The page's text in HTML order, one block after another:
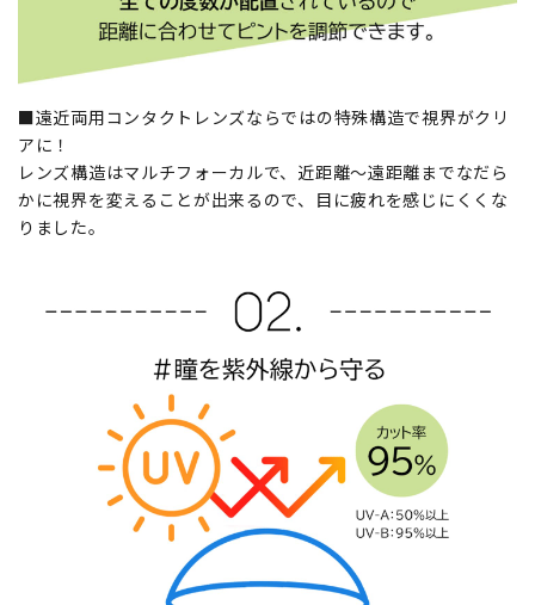
■遠近両用コンタクトレンズならではの特殊構造で視界がクリ
アに！
レンズ構造はマルチフォーカルで、近距離～遠距離までなだら
かに視界を変えることが出来るので、目に疲れを感じにくくな
りました。